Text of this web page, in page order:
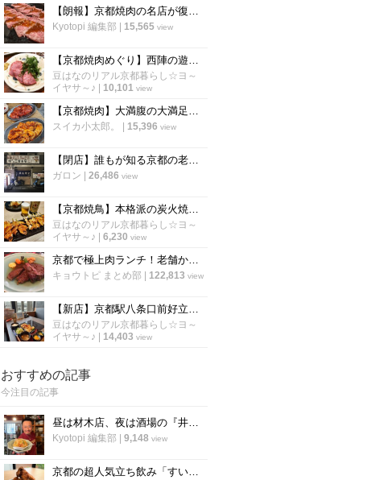
【朗報】京都焼肉の名店が復活！烏丸御池に『焼肉 三吉』が帰ってきました！
Kyotopi 編集部 15,565 view
【京都焼肉めぐり】西陣の遊郭リノベーションの老舗焼肉店！コスパ最強でいつも人気☆「焼肉 江畑」
豆はなのリアル京都暮らし☆ヨ～
イヤサ～♪
10,101 view
【京都焼肉】大満腹の大満足ホルモン焼肉店が伏見桃山にオープン「ひふみ屋」
スイカ小太郎。 15,396 view
【閉店】誰もが知る京都の老舗焼肉店！昭和すぎて入りづらい名店「 三吉」
ガロン 26,486 view
【京都焼鳥】本格派の炭火焼『京七谷赤地鶏』絶品！京都駅周辺で急成長展開「炭火串焼つじや」
豆はなのリアル京都暮らし☆ヨ～
イヤサ～♪
6,230 view
京都で極上肉ランチ！老舗から幻の和牛店まで「厳選６店」【まとめ】
キョウトピ まとめ部 122,813 view
【新店】京都駅八条口前好立地に4月24日グランドオープン！牛しゃぶ牛すき食べ放題「但馬屋」
豆はなのリアル京都暮らし☆ヨ～
イヤサ～♪
14,403 view
おすすめの記事
今注目の記事
昼は材木店、夜は酒場の『井倉木材』が教える「裏技チャーハン（焼き飯）」の作り方！
Kyotopi 編集部 9,148 view
京都の超人気立ち飲み「すいば」が美味しい『から揚げ』の作り方を伝授！